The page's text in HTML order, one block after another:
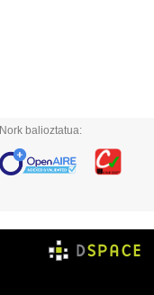
Nork balioztatua: